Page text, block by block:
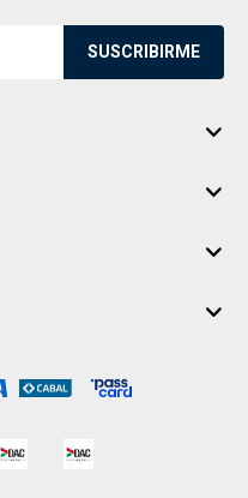
SUSCRIBIRME